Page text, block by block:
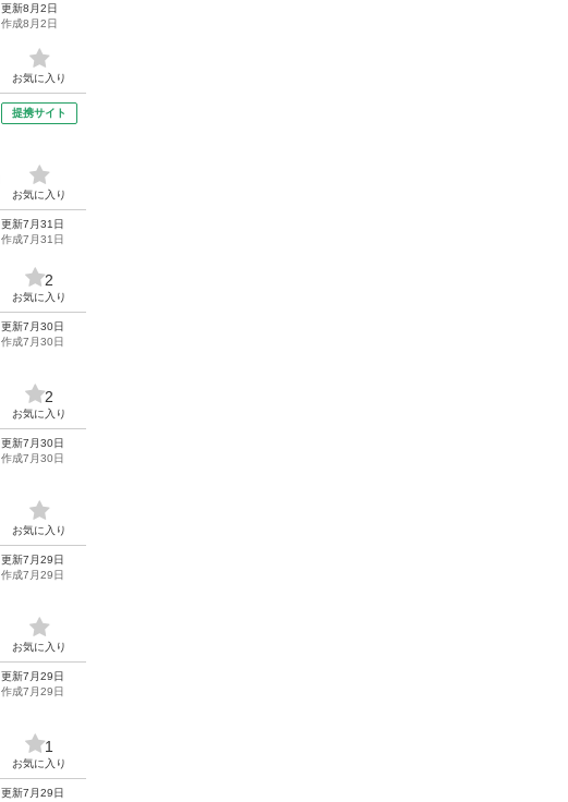
更新8月2日
作成8月2日
お気に入り
提携サイト
お気に入り
更新7月31日
作成7月31日
2
お気に入り
更新7月30日
作成7月30日
2
お気に入り
更新7月30日
作成7月30日
お気に入り
更新7月29日
作成7月29日
お気に入り
更新7月29日
作成7月29日
1
お気に入り
更新7月29日